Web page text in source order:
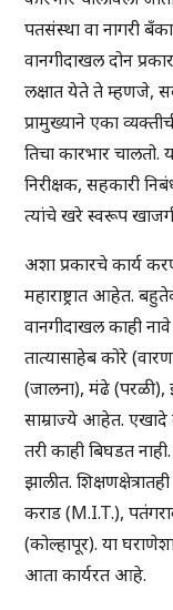
पतसंस्था वा नागरी
वानगीदाखल दोन
लक्षात येते ते म्हणजे,
प्रामुख्याने एका
तिचा कारभार
निरीक्षक, सहकारी
त्यांचे खरे स्वरूप
अशा प्रकारचे कार्य
महाराष्ट्रात आहेत.
वानगीदाखल काही
तात्यासाहेब कोरे
(जालना), मंढे (परळी),
साम्राज्ये आहेत. एखादे
तरी काही बिघडत
झालीत.
कराड (M.I.T.),
(कोल्हापूर). या
आता कार्यरत आहे.